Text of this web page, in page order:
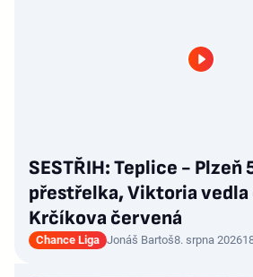
SESTŘIH: Teplice - Plzeň
přestřelka, Viktoria vedla
Krčíkova červená
Chance Liga Jonáš Bartoš8. srpna 2026